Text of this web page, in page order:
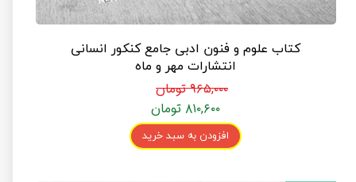
کتاب علوم و فنون ادبی جامع کنکور انسانی
انتشارات مهر و ماه
۹۶۵,۰۰۰ تومان
۸۱۰,۶۰۰ تومان
افزودن به سبد خرید